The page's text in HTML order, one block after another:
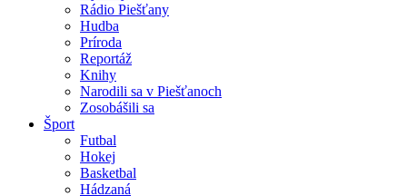
Rádio Piešťany
Hudba
Príroda
Reportáž
Knihy
Narodili sa v Piešťanoch
Zosobášili sa
Šport
Futbal
Hokej
Basketbal
Hádzaná